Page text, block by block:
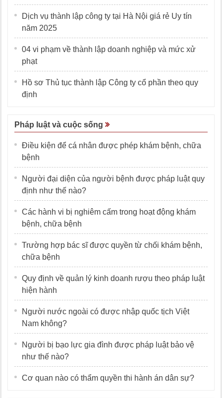
Dịch vụ thành lập công ty tại Hà Nội giá rẻ Uy tín
năm 2025
04 vi phạm về thành lập doanh nghiệp và mức xử
phạt
Hồ sơ Thủ tục thành lập Công ty cổ phần theo quy
định
Pháp luật và cuộc sống
Điều kiện để cá nhân được phép khám bệnh, chữa
bệnh
Người đại diện của người bệnh được pháp luật quy
định như thế nào?
Các hành vi bị nghiêm cấm trong hoạt động khám
bệnh, chữa bệnh
Trường hợp bác sĩ được quyền từ chối khám bệnh,
chữa bệnh
Quy định về quản lý kinh doanh rượu theo pháp luật
hiện hành
Người nước ngoài có được nhập quốc tịch Việt
Nam không?
Người bị bạo lực gia đình được pháp luật bảo vệ
như thế nào?
Cơ quan nào có thẩm quyền thi hành án dân sự?